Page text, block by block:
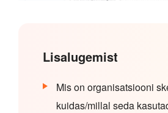
Lisalugemist
Mis on organisatsiooni
kuidas/millal seda